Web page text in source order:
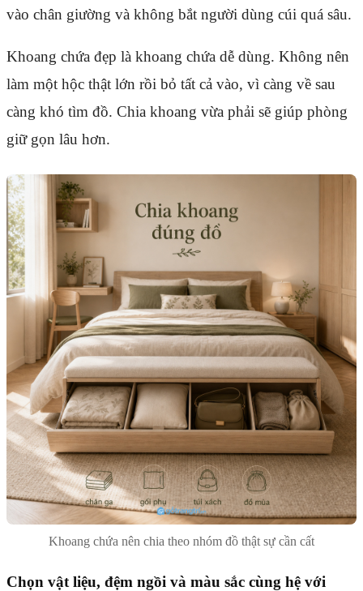
vào chân giường và không bắt người dùng cúi quá sâu.
Khoang chứa đẹp là khoang chứa dễ dùng. Không nên
làm một hộc thật lớn rồi bỏ tất cả vào, vì càng về sau
càng khó tìm đồ. Chia khoang vừa phải sẽ giúp phòng
giữ gọn lâu hơn.
Khoang chứa nên chia theo nhóm đồ thật sự cần cất
Chọn vật liệu, đệm ngồi và màu sắc cùng hệ với